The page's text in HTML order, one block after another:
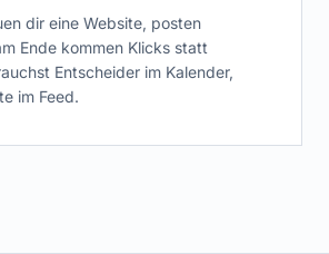
dir eine Website, posten
Ende kommen Klicks statt
Entscheider im Kalender,
im Feed.